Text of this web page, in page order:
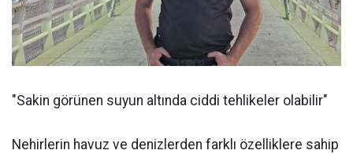
"Sakin görünen suyun altında ciddi tehlikeler olabilir"
Nehirlerin havuz ve denizlerden farklı özelliklere sahip